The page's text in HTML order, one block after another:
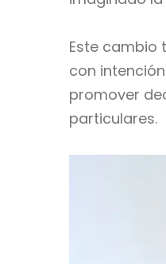
Este cambio
con
promover
particulares.